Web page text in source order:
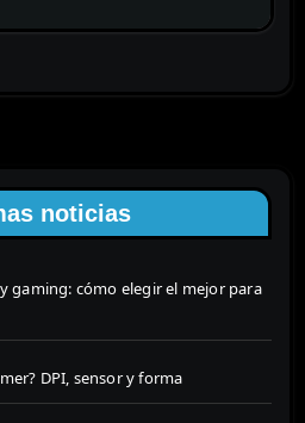
noticias
gaming: cómo elegir el mejor para
DPI, sensor y forma